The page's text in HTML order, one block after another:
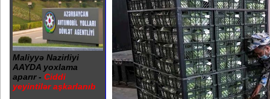
Maliyyə Nazirliyi
AAYDA yoxlama
aparır - Ciddi
yeyintilər aşkarlanıb